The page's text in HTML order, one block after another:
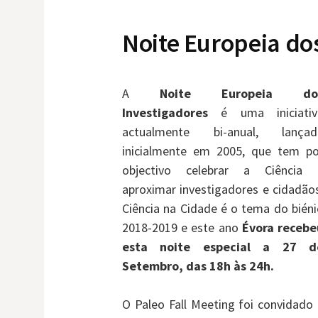
Noite Europeia
A Noite Europeia
Investigadores é uma
actualmente bi-anual,
inicialmente em 2005, que tem
objectivo celebrar a Ciência
aproximar investigadores e
Ciência na Cidade é o tema do
2018-2019 e este ano Évora
esta noite especial a 27
Setembro, das 18h às 24h.
O Paleo Fall Meeting foi convidado